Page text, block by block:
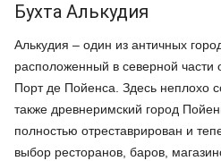
Бухта Алькудия
Алькудия – один из античных
расположенный в северной части
Порт де Пойенса. Здесь неплохо
также древнеримский город
полностью отреставрирован и
выбор ресторанов, баров,